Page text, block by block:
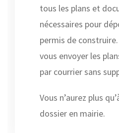
tous les plans et
nécessaires pour
permis de
vous envoyer les
par courrier sans
Vous n’aurez plus
dossier en mairie.